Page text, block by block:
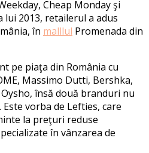
Cheap Monday şi
lui 2013, retailerul a adus
în malllul Promenada din
pe piaţa din România cu
Massimo Dutti, Bershka,
însă două branduri nu
vorba de Lefties, care
la preţuri reduse
în vânzarea de